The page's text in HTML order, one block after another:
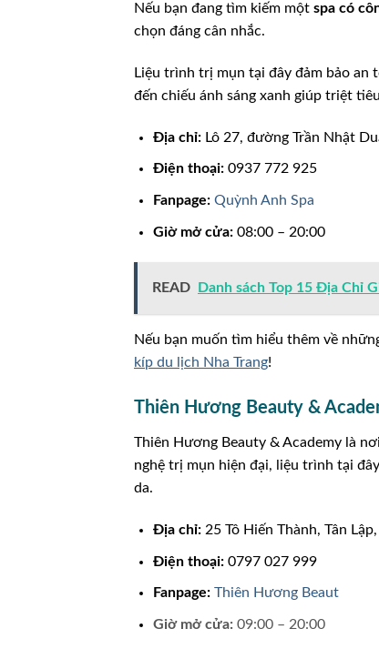
Nếu bạn đang tìm kiếm một spa có
chọn đáng cân nhắc.
Liệu trình trị mụn tại đây đảm bảo
đến chiếu ánh sáng xanh giúp triệt
Địa chỉ:Lô 27, đường Trần Nhật
Điện thoại:0937 772 925
Fanpage: Quỳnh Anh Spa
Giờ mở cửa:08:00 – 20:00
READ Danh sách Top 15 Địa Chỉ
Nếu bạn muốn tìm hiểu thêm về
kíp du lịch Nha Trang!
Thiên Hương Beauty &
Thiên Hương Beauty & Academy là
nghệ trị mụn hiện đại, liệu trình tại
da.
Địa chỉ:25 Tô Hiến Thành, Tân
Điện thoại:0797 027 999
Fanpage: Thiên Hương Beaut
Giờ mở cửa: 09:00 – 20:00